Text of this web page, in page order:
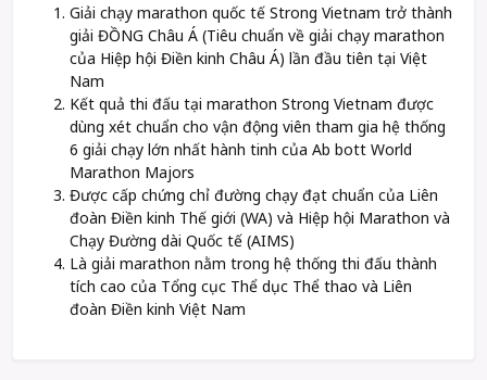
Giải chạy marathon quốc tế Strong Vietnam trở thành
giải ĐỒNG Châu Á (Tiêu chuẩn về giải chạy marathon
của Hiệp hội Điền kinh Châu Á) lần đầu tiên tại Việt
Nam
Kết quả thi đấu tại marathon Strong Vietnam được
dùng xét chuẩn cho vận động viên tham gia hệ thống
6 giải chạy lớn nhất hành tinh của Ab bott World
Marathon Majors
Được cấp chứng chỉ đường chạy đạt chuẩn của Liên
đoàn Điền kinh Thế giới (WA) và Hiệp hội Marathon và
Chạy Đường dài Quốc tế (AIMS)
Là giải marathon nằm trong hệ thống thi đấu thành
tích cao của Tổng cục Thể dục Thể thao và Liên
đoàn Điền kinh Việt Nam